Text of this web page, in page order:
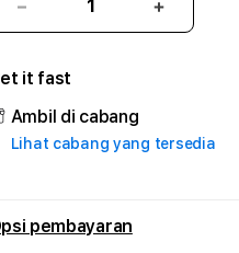
Kurangi
jumlah
BIG288
:
True
Iconic
Digital
Tambah
jumlah
True
Iconic
it fast
Ambil di cabang
Lihat cabang yang tersedia
pembayaran